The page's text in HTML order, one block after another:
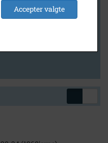
Accepter valgte